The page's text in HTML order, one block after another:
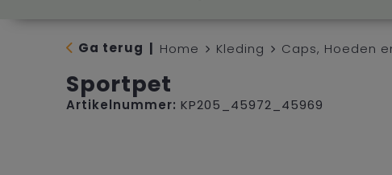
Ga terug Home Kleding Caps, Hoeden
Sportpet
Artikelnummer: KP205_45972_45969